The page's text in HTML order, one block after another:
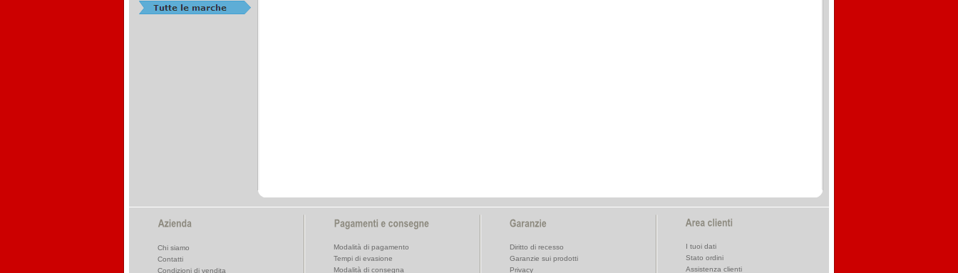
Chi siamo
Contatti
Condizioni di vendita
Modalità di pagamento
Tempi di evasione
Modalità di consegna
Diritto di recesso
Garanzie sui prodotti
Privacy
I tuoi dati
Stato ordini
Assistenza clienti